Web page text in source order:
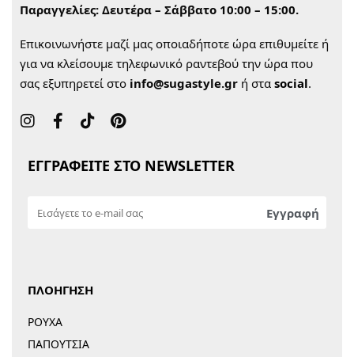
Παραγγελίες: Δευτέρα – Σάββατο 10:00 – 15:00.
Επικοινωνήστε μαζί μας οποιαδήποτε ώρα επιθυμείτε ή
για να κλείσουμε τηλεφωνικό ραντεβού την ώρα που
σας εξυπηρετεί στο info@sugastyle.gr ή στα social.
ΕΓΓΡΑΦΕΙΤΕ ΣΤΟ NEWSLETTER
ΠΛΟΗΓΗΣΗ
ΡΟΥΧΑ
ΠΑΠΟΥΤΣΙΑ